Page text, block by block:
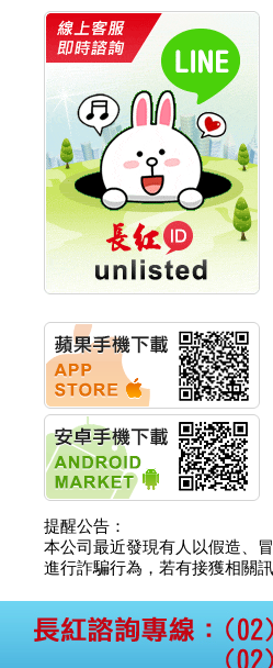
統一投信:主動式ETF溢
價 被盯上
新光人壽保險:新壽Q1外
價金將達996億
宇辰系統科技:宇辰業績
創新高 啟動興櫃轉上櫃
計畫
明緯企業:明緯永續科技
競賽 以電源驅動善的力
量
秀育企業:秀育SHO-U儲
能系統 獲國內首張CNS
認證
聯博投信:聯博00404A
華旭先進:代重要子公司
碩通散熱股份有限公司
公告董事會通過發言人
及代理發
華旭先進:代重要子公司
碩通散熱股份有限公司
公告董事會決議發行員
工認股權
華旭先進:代重要子公司
公告董事會追認113年
向關係
華旭先進:代重要子公司
公告向關係人取得使用
權資產
仁新醫藥:代重要子公司
提醒公告：
本公司最近發現有人以假造、
進行詐騙行為，若有接獲相關